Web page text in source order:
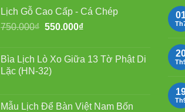
Lịch Gỗ Cao Cấp - Cá Chép
750.000₫ Giá
750.000₫.
550.000₫Giá
là:
Bìa Lịch Lò Xo Giữa 13 Tờ Phật Di
Lặc (HN-32)
Mẫu Lịch Để Bàn Việt Nam Bốn